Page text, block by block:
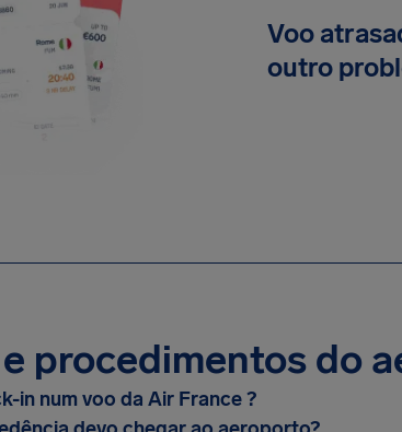
Voo
outro
procedimentos do
in num voo da Air France ?